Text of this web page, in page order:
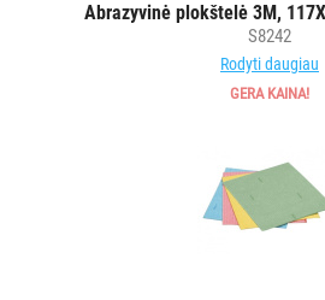
Abrazyvinė plokštelė 3M,
S8242
Rodyti daugiau
GERA KAINA!